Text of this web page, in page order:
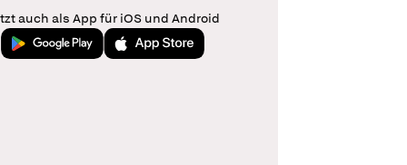
auch als App für iOS und Android
Jetzt bei Google PlayLaden im App Store